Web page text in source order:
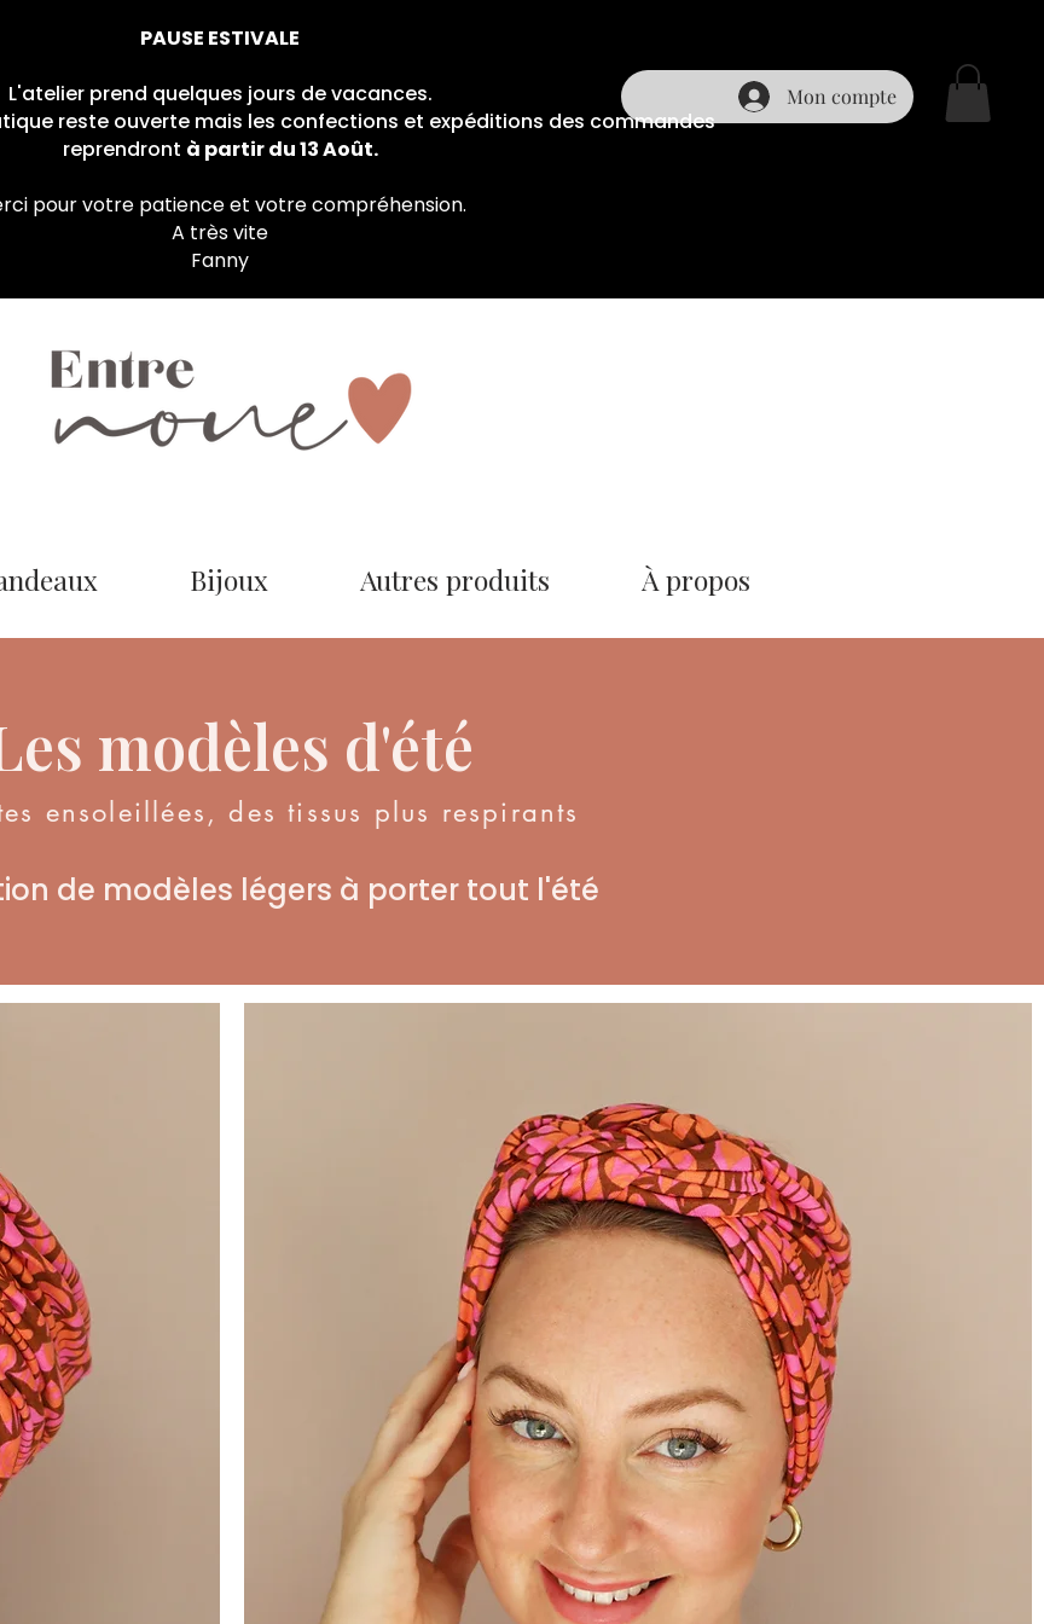
Mon compte
PAUSE ESTIVALE
L'atelier prend quelques jours de vacances.
reste ouverte mais les confections et expéditions des commandes
reprendront à partir du 13 Août.
pour votre patience et votre compréhension.
A très vite
Fanny
Bijoux Autres produits À propos
modèles d'été
ensoleillées, des tissus plus respirants
de modèles légers à porter tout l'été